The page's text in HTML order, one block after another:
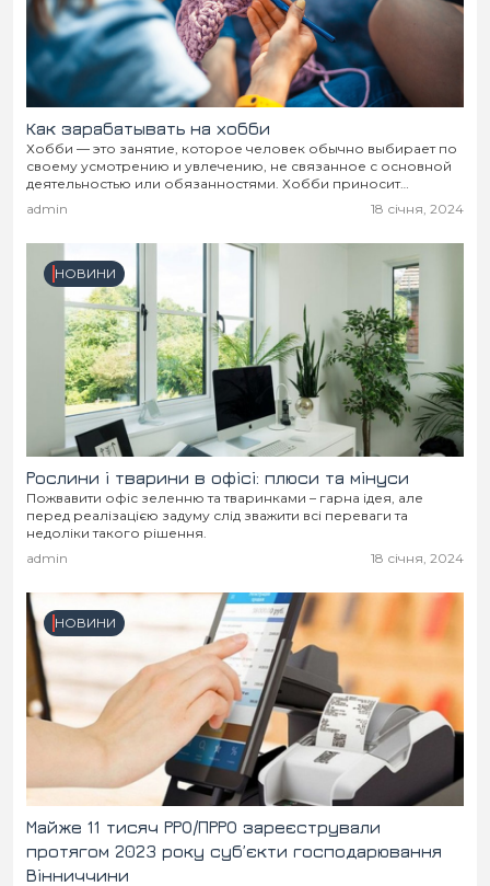
В кулуарах
Місто
Життя
Відео
Конфлікти
Спорт
Історія
Спорт
Підписатись на нас у Telegram
Как зарабатывать на хобби
Хобби — это занятие, которое человек обычно выбирает по
своему усмотрению и увлечению, не связанное с основной
деятельностью или обязанностями. Хобби приносит
удовольствие и позволяет проводить свободное время с
пользой,...
admin 18 січня, 2024
НОВИНИ
Рослини і тварини в офісі: плюси та мінуси
Пожвавити офіс зеленню та тваринками – гарна ідея, але
перед реалізацією задуму слід зважити всі переваги та
недоліки такого рішення.
admin
18 січня, 2024
НОВИНИ
Майже 11 тисяч РРО/ПРРО зареєстрували
протягом 2023 року суб’єкти господарювання
Вінниччини